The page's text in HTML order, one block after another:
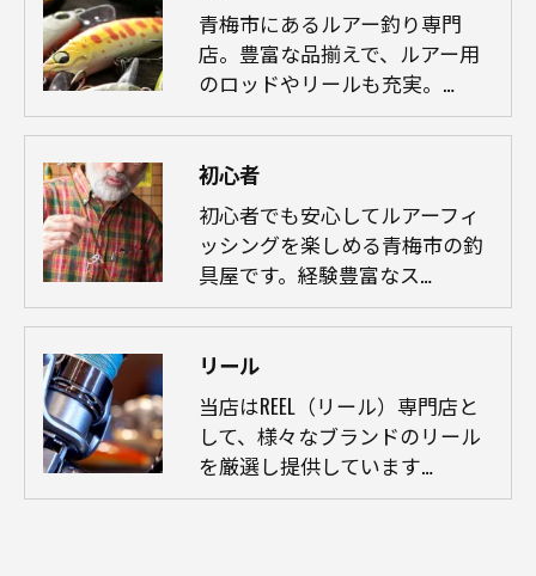
青梅市にあるルアー釣り専門
店。豊富な品揃えで、ルアー用
のロッドやリールも充実。…
初心者
初心者でも安心してルアーフィ
ッシングを楽しめる青梅市の釣
具屋です。経験豊富なス…
リール
当店はREEL（リール）専門店と
して、様々なブランドのリール
を厳選し提供しています…